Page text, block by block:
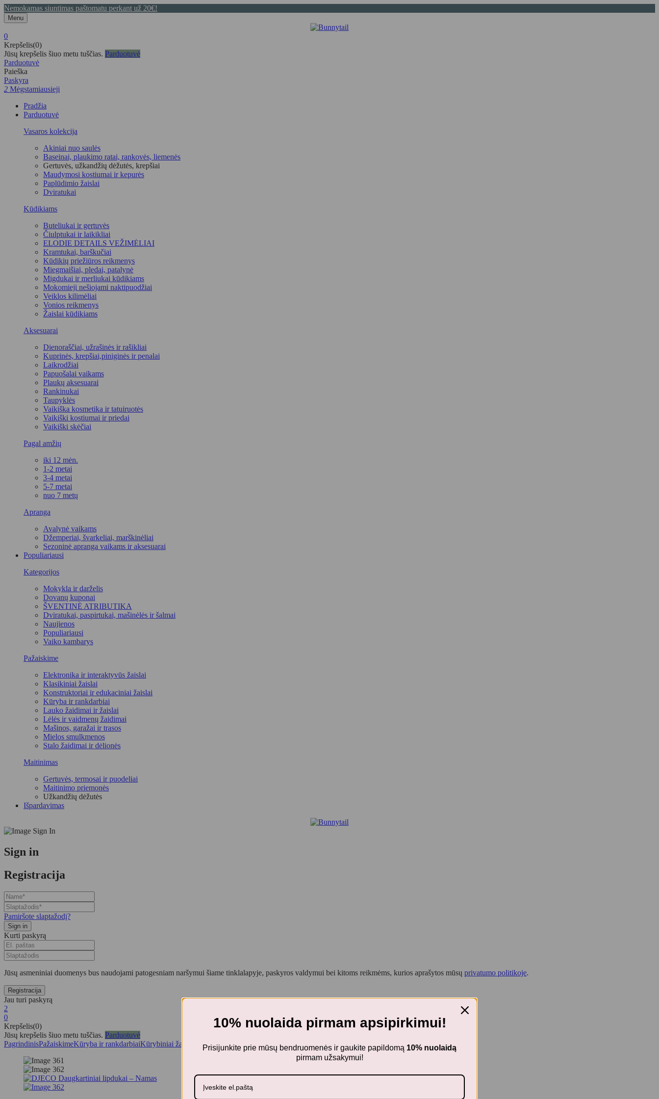
Nemokamas siuntimas paštomatu perkant už 20€!
Menu
0
Krepšelis(0)
Jūsų krepšelis šiuo metu tuščias. Parduotuvė
Parduotuvė
Paieška
Paskyra
2 Mėgstamiausieji
Pradžia
Parduotuvė
Vasaros kolekcija
Akiniai nuo saulės
Baseinai, plaukimo ratai, rankovės, liemenės
Gertuvės, užkandžių dėžutės, krepšiai
Maudymosi kostiumai ir kepurės
Paplūdimio žaislai
Dviratukai
Kūdikiams
Buteliukai ir gertuvės
Čiulptukai ir laikikliai
ELODIE DETAILS VEŽIMĖLIAI
Kramtukai, barškučiai
Kūdikių priežiūros reikmenys
Miegmaišiai, pledai, patalynė
Migdukai ir merliukai kūdikiams
Mokomieji nešiojami naktipuodžiai
Veiklos kilimėliai
Vonios reikmenys
Žaislai kūdikiams
Aksesuarai
Dienoraščiai, užrašinės ir rašikliai
Kuprinės, krepšiai,piniginės ir penalai
Laikrodžiai
Papuošalai vaikams
Plaukų aksesuarai
Rankinukai
Taupyklės
Vaikiška kosmetika ir tatuiruotės
Vaikiški kostiumai ir priedai
Vaikiški skėčiai
Pagal amžių
iki 12 mėn.
1-2 metai
3-4 metai
5-7 metai
nuo 7 metų
Apranga
Avalynė vaikams
Džemperiai, švarkeliai, marškinėliai
Sezoninė apranga vaikams ir aksesuarai
Populiariausi
Kategorijos
Mokykla ir darželis
Dovanų kuponai
ŠVENTINĖ ATRIBUTIKA
Dviratukai, paspirtukai, mašinėlės ir šalmai
Naujienos
Populiariausi
Vaiko kambarys
Pažaiskime
Elektronika ir interaktyvūs žaislai
Klasikiniai žaislai
Konstruktoriai ir edukaciniai žaislai
Kūryba ir rankdarbiai
Lauko žaidimai ir žaislai
Lėlės ir vaidmenų žaidimai
Mašinos, garažai ir trasos
Mielos smulkmenos
Stalo žaidimai ir dėlionės
Maitinimas
Gertuvės, termosai ir puodeliai
Maitinimo priemonės
Užkandžių dėžutės
Išpardavimas
Sign in
Registracija
Pamiršote slaptažodį?
Kurti paskyrą
Jūsų asmeniniai duomenys bus naudojami patogesniam naršymui šiame tinklalapyje, paskyros valdymui bei kitoms reikmėms, kurios aprašytos mūsų privatumo politikoje.
Jau turi paskyrą
2
0
Krepšelis(0)
Jūsų krepšelis šiuo metu tuščias. Parduotuvė
PagrindinisPažaiskimeKūryba ir rankdarbiaiKūrybiniai žaidimai DJECO Daugkartiniai lipdukai – Namas
10% nuolaida pirmam apsipirkimui!
Prisijunkite prie mūsų bendruomenės ir gaukite papildomą 10% nuolaidą
pirmam užsakymui!